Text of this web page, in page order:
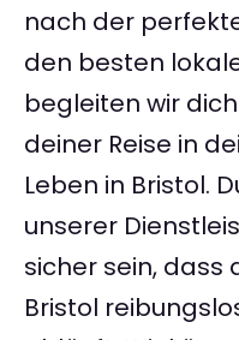
nach der
den besten
begleiten wir
deiner Reise in
Leben in Bristol.
unserer
sicher sein, dass
Bristol